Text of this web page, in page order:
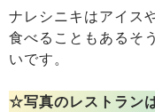
ナレシニキはアイス
食べることもあるそ
いです。
☆写真のレストラン